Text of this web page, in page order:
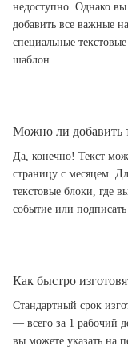
недоступно. Однако
добавить все важные
специальные
шаблон.
Можно ли добавить
Да, конечно! Текст
страницу с месяцем.
текстовые блоки, где
событие или подписать
Как быстро
Стандартный срок
— всего за 1 рабочий
вы можете указать на